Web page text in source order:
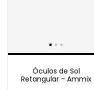
Óculos de Sol
Retangular - Ammix